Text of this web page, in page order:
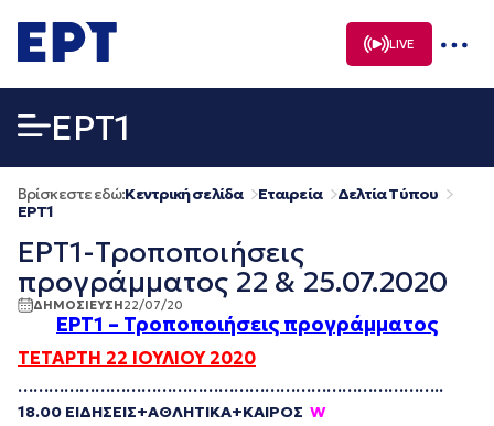
σε
περιεχόμενο
LIVE
EΡΤ1
Βρίσκεστε εδώ:Κεντρική σελίδα Εταιρεία
Δελτία Τύπου
EΡΤ1
ΕΡΤ1-Τροποποιήσεις
προγράμματος 22 & 25.07.2020
ΔΗΜΟΣΙΕΥΣΗ22/07/20
ΕΡΤ1 – Τροποποιήσεις προγράμματος
ΤΕΤΑΡΤΗ 22 ΙΟΥΛΙΟΥ 2020
………………………………………………………………………..
18.00 ΕΙΔΗΣΕΙΣ+ΑΘΛΗΤΙΚΑ+ΚΑΙΡΟΣ W